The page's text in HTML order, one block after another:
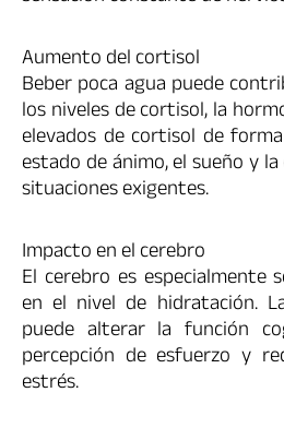
Aumento del cortisol
Beber poca agua puede
los niveles de cortisol, la
elevados de cortisol de
estado de ánimo, el sueño y
situaciones exigentes.
Impacto en el cerebro
El cerebro es especialmente
en el nivel de hidratación.
puede alterar la función
percepción de esfuerzo y
estrés.